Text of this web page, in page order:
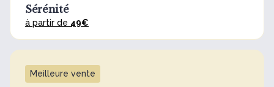
Sérénité
à partir de 49€
Meilleure vente